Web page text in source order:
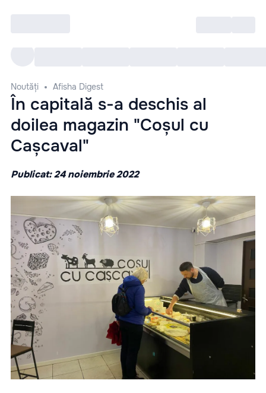
Noutăți Afisha Digest
În capitală s-a deschis al
doilea magazin "Coșul cu
Cașcaval"
Publicat: 24 noiembrie 2022